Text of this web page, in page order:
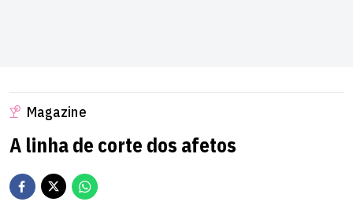
Magazine
A linha de corte dos afetos